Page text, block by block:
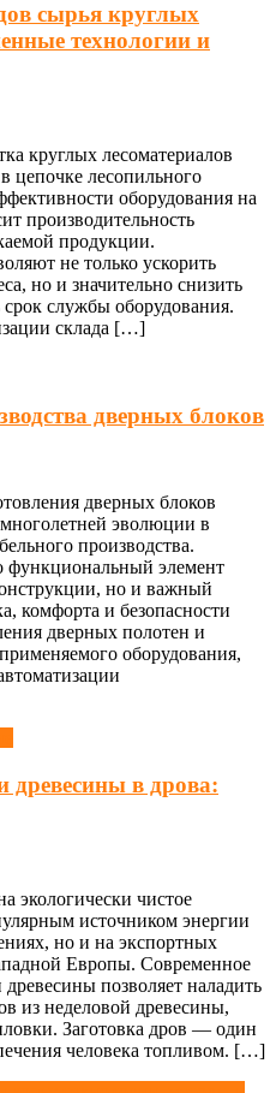
сырья круглых
технологии и
круглых лесоматериалов
цепочке лесопильного
оборудования на
производительность
продукции.
не только ускорить
но и значительно снизить
службы оборудования.
склада […]
дверных блоков
дверных блоков
многолетней эволюции в
производства.
функциональный элемент
но и важный
комфорта и безопасности
дверных полотен и
оборудования,
древесины в дрова:
экологически чистое
источником энергии
но и на экспортных
Европы. Современное
позволяет наладить
из неделовой древесины,
Заготовка дров — один
человека топливом. […]